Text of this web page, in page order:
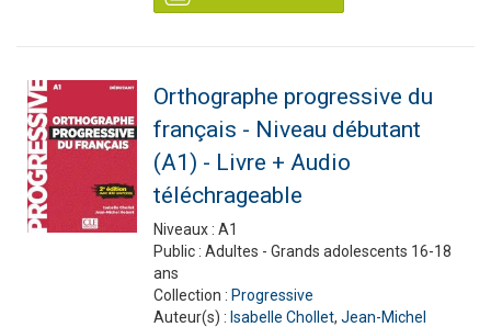
Orthographe progressive du
français - Niveau débutant
(A1) - Livre + Audio
téléchrageable
Niveaux : A1
Public : Adultes - Grands adolescents 16-18
ans
Collection : Progressive
Auteur(s) : Isabelle Chollet, Jean-Michel